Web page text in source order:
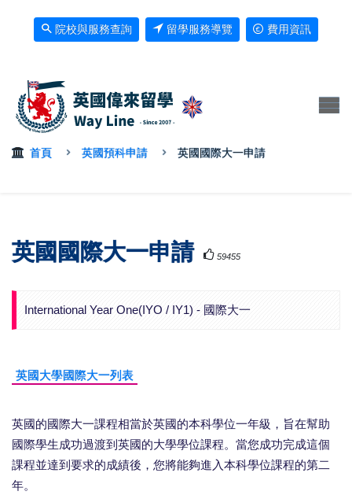
院校與服務查詢 留學服務導覽 費用資訊
首頁 英國預科申請 英國國際大一申請
英國國際大一申請 59455
International Year One(IYO / IY1) - 國際大一
英國大學國際大一列表
英國的國際大一課程相當於英國的本科學位一年級，旨在幫助
國際學生成功過渡到英國的大學學位課程。當您成功完成這個
課程並達到要求的成績後，您將能夠進入本科學位課程的第二
年。